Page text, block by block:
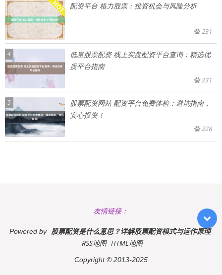
配资平台 格力股票：投资机会与风险分析
231
4
低息股票配资 线上实盘配资平台查询：精选优
质平台指南
231
5
股票配资网站 配资平台免费体检：避坑指南，
安心投资！
228
友情链接：
Powered by
股票配资是什么意思？详解股票配资模式与运作原理
RSS地图 HTML地图
Copyright© 2013-2025